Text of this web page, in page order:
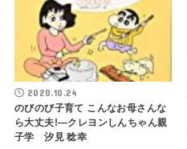
2020.10.24
のびのび子育て こんなお母さんな
ら大丈夫!―クレヨンしんちゃん親
子学 汐見 稔幸